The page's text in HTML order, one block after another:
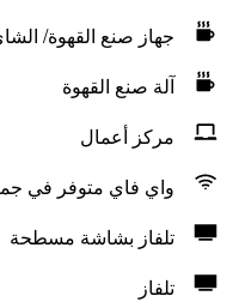
جهاز صنع القهوة/
آلة صنع القهوة
مركز أعمال
واي فاي متوفر في
تلفاز بشاشة مسطحة
تلفاز